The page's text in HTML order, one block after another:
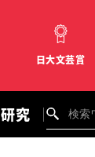
日大文芸賞
研究